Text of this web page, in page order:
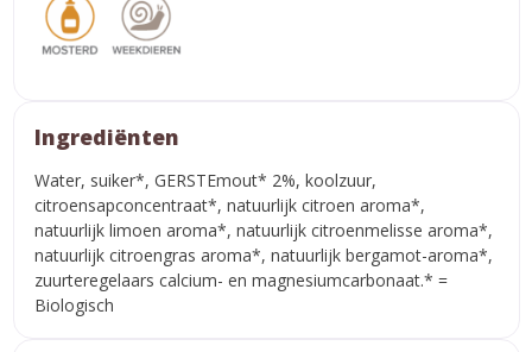
Ingrediënten
Water, suiker*, GERSTEmout* 2%, koolzuur,
citroensapconcentraat*, natuurlijk citroen aroma*,
natuurlijk limoen aroma*, natuurlijk citroenmelisse aroma*,
natuurlijk citroengras aroma*, natuurlijk bergamot-aroma*,
zuurteregelaars calcium- en magnesiumcarbonaat.* =
Biologisch